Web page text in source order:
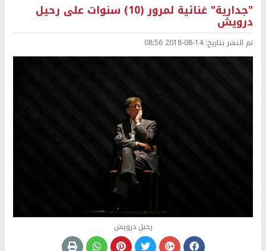
"جدارية" غنائية لمرور (10) سنوات على رحيل
درويش
تم النشر بتاريخ:2018-08-14 08:56
رحيل درويش